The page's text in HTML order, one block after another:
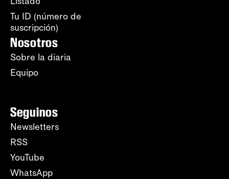
Tu ID (número de
suscripción)
Nosotros
Sobre la diaria
Equipo
Seguinos
Newsletters
RSS
YouTube
WhatsApp